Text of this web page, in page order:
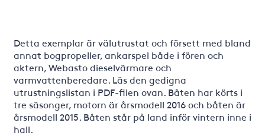
Detta exemplar är välutrustat och försett med bland
annat bogpropeller, ankarspel både i fören och
aktern, Webasto dieselvärmare och
varmvattenberedare. Läs den gedigna
utrustningslistan i PDF-filen ovan. Båten har körts i
tre säsonger, motorn är årsmodell 2016 och båten är
årsmodell 2015. Båten står på land inför vintern inne i
hall.